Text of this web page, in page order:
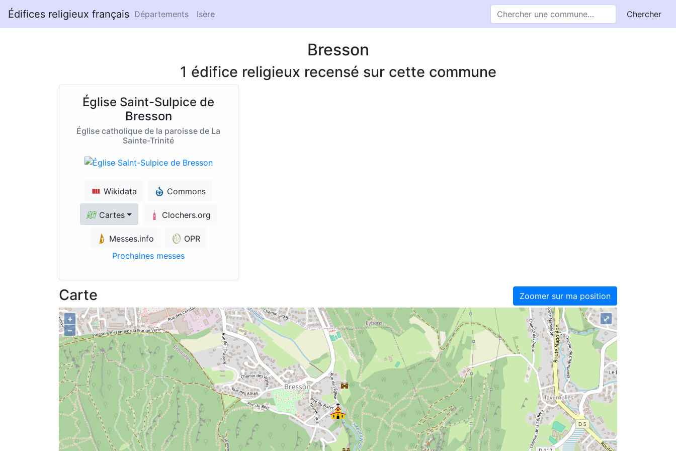
Édifices religieux français Départements Isère Chercher
Bresson
1 édifice religieux recensé sur cette commune
Église Saint-Sulpice de
Bresson
Église catholique de la paroisse de La
Sainte-Trinité
Wikidata Commons
Cartes Clochers.org
Messes.info
OPR
Prochaines messes
Zoomer sur ma position
Carte
+
–
⤢